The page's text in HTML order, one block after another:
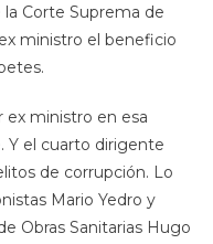
Corte Suprema de
ministro el beneficio
ex ministro en esa
Y el cuarto dirigente
de corrupción. Lo
Mario Yedro y
Obras Sanitarias Hugo